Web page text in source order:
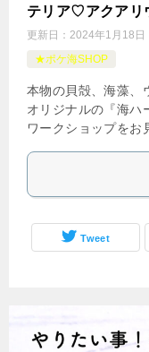
テリア♡アクアリ
更新日： 2024年1月18日
★ポケ海SHOP
本物の貝殻、海藻、
オリジナルの『海ハ
ワークショップをお
Tweet